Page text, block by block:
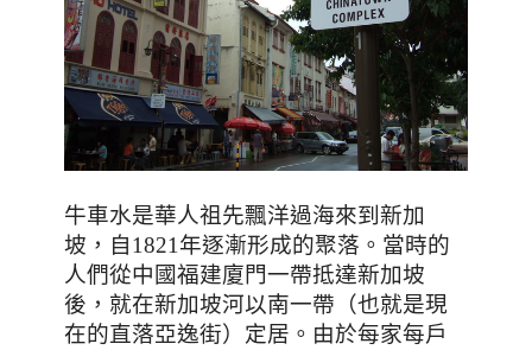
牛車水是華人祖先飄洋過海來到新加
坡，自1821年逐漸形成的聚落。當時的
人們從中國福建廈門一帶抵達新加坡
後，就在新加坡河以南一帶（也就是現
在的直落亞逸街）定居。由於每家每戶